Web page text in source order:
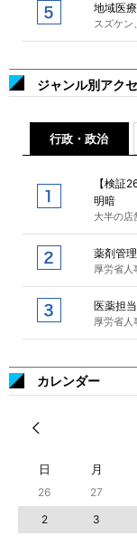
地域医
スズケ
ジャンル別アク
行政・政治
【検証
明暗
大半の店
薬剤管
厚労省人
医薬担
厚労省人
カレンダー
日 月
26 27
2
3